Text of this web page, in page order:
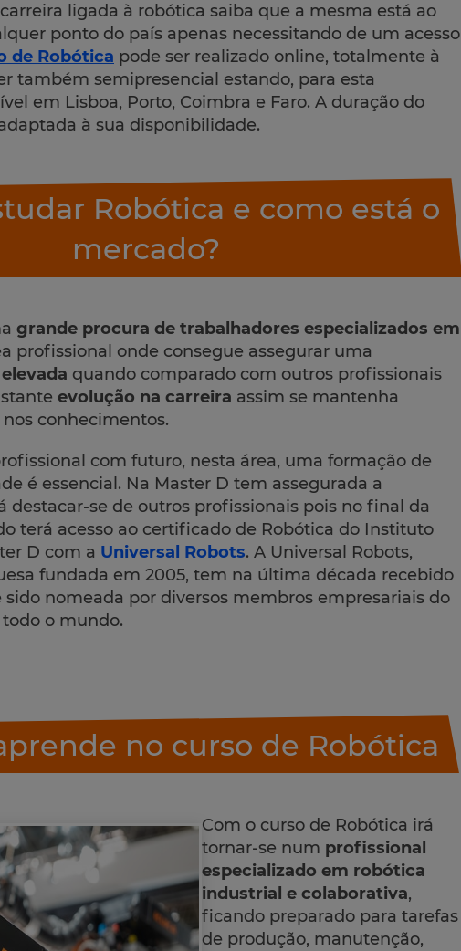
ligada à robótica saiba que a mesma está ao
ponto do país apenas necessitando de um acesso
de Robótica pode ser realizado online, totalmente à
também semipresencial estando, para esta
em Lisboa, Porto, Coimbra e Faro. A duração do
à sua disponibilidade.
Robótica e como está o
mercado?
grande procura de trabalhadores especializados em
profissional onde consegue assegurar uma
quando comparado com outros profissionais
evolução na carreira assim se mantenha
conhecimentos.
com futuro, nesta área, uma formação de
é essencial. Na Master D tem assegurada a
destacar-se de outros profissionais pois no final da
terá acesso ao certificado de Robótica do Instituto
D com a Universal Robots. A Universal Robots,
fundada em 2005, tem na última década recebido
nomeada por diversos membros empresariais do
o mundo.
no curso de Robótica
Com o curso de Robótica irá
tornar-se num profissional
especializado em robótica
industrial e colaborativa,
ficando preparado para tarefas
de produção, manutenção,